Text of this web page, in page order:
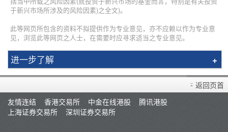
于新兴市场所涉及的风险因素)之全文)。
此等网页所包含的资料不拟提供作为专业意见，亦不应赖以作为专业意
见，浏览此等网页之人士，在需要时应寻求适当之专业意见。
进一步了解
简介
辉立课程
讲师
返回页首
友情连结
香港交易所 中金在线港股
腾讯港股
上海证券交易所
深圳证券交易所